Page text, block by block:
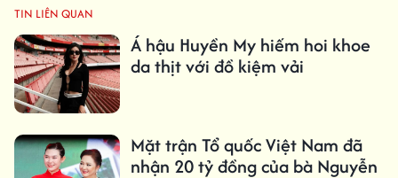
TIN LIÊN QUAN
Á hậu Huyền My hiếm hoi khoe
da thịt với đồ kiệm vải
Mặt trận Tổ quốc Việt Nam đã
nhận 20 tỷ đồng của bà Nguyễn